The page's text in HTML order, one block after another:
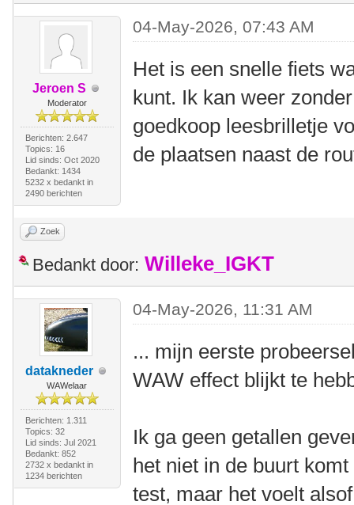
Jeroen S
Moderator
Berichten: 2.647
Topics: 16
Lid sinds: Oct 2020
Bedankt: 1434
5232 x bedankt in
2490 berichten
04-May-2026, 07:43 AM
Het is een snelle fiets
kunt. Ik kan weer
goedkoop leesbrilletje
de plaatsen naast de
Zoek
Bedankt door: Willeke_IGKT
datakneder
WAWelaar
Berichten: 1.311
Topics: 32
Lid sinds: Jul 2021
Bedankt: 852
2732 x bedankt in
1234 berichten
04-May-2026, 11:31 AM
... mijn eerste
WAW effect blijkt te
Ik ga geen getallen
het niet in de buurt
test, maar het voelt